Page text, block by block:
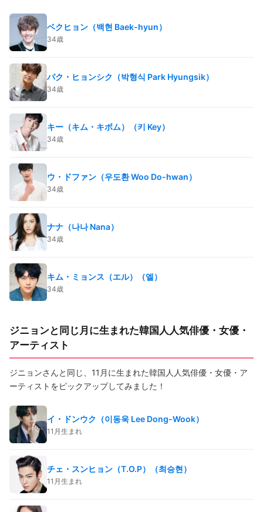
ベクヒョン（백현 Baek-hyun）
34歳
パク・ヒョンシク（박형식 Park Hyungsik）
34歳
キー（キム・キボム）（키 Key）
34歳
ウ・ドファン（우도환 Woo Do-hwan）
34歳
ナナ（나나 Nana）
34歳
キム・ミョンス（エル）（엘）
34歳
ジニョンと同じ月に生まれた韓国人人気俳優・女優・
アーティスト
ジニョンさんと同じ、11月に生まれた韓国人人気俳優・女優・ア
ーティストをピックアップしてみました！
イ・ドンウク（이동욱 Lee Dong-Wook）
11月生まれ
チェ・スンヒョン（T.O.P）（최승현）
11月生まれ